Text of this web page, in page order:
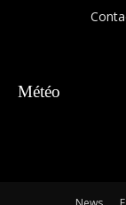
Météo